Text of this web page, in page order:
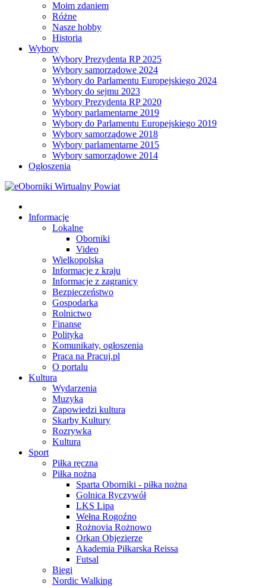
Moim zdaniem
Różne
Nasze hobby
Historia
Wybory
Wybory Prezydenta RP 2025
Wybory samorządowe 2024
Wybory do Parlamentu Europejskiego 2024
Wybory do sejmu 2023
Wybory Prezydenta RP 2020
Wybory parlamentarne 2019
Wybory do Parlamentu Europejskiego 2019
Wybory samorządowe 2018
Wybory parlamentarne 2015
Wybory samorządowe 2014
Ogłoszenia
Informacje
Lokalne
Oborniki
Video
Wielkopolska
Informacje z kraju
Informacje z zagranicy
Bezpieczeństwo
Gospodarka
Rolnictwo
Finanse
Polityka
Komunikaty, ogłoszenia
Praca na Pracuj.pl
O portalu
Kultura
Wydarzenia
Muzyka
Zapowiedzi kultura
Skarby Kultury
Rozrywka
Kultura
Sport
Piłka ręczna
Piłka nożna
Sparta Oborniki - piłka nożna
Golnica Ryczywół
LKS Lipa
Wełna Rogoźno
Rożnovia Rożnowo
Orkan Objezierze
Akademia Piłkarska Reissa
Futsal
Biegi
Nordic Walking